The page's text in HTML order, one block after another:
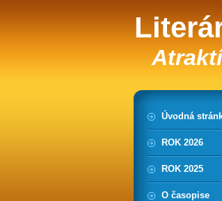
Úvodná
ROK 2026
ROK 2025
O časopise